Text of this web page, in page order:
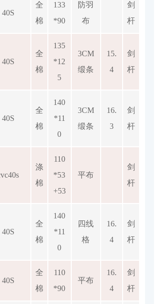
40S
全
棉
133
*90
防羽
布
剑
杆
40S
全
棉
135
*12
5
3CM
缎条
15.
4
剑
杆
40S
全
棉
140
*11
0
3CM
缎条
16.
3
剑
杆
涤
棉
110
*53
+53
平布
剑
杆
40S
全
棉
140
*11
0
四线
格
16.
4
剑
杆
40S
全
棉
110
*90
平布
16.
4
剑
杆